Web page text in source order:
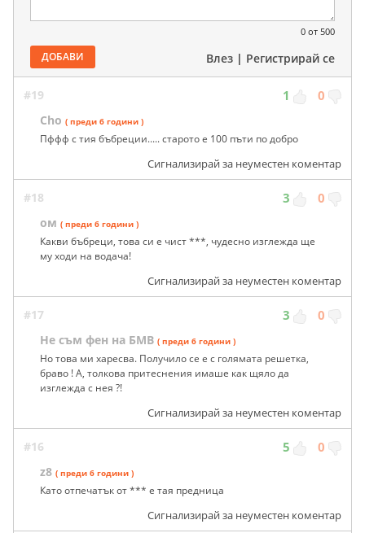
0 от 500
ДОБАВИ Влез | Регистрирай се
#19 1 0
Cho ( преди 6 години )
Пффф с тия бъбреции..... старото е 100 пъти по добро
Сигнализирай за неуместен коментар
#18 3 0
ом ( преди 6 години )
Какви бъбреци, това си е чист ***, чудесно изглежда ще
му ходи на водача!
Сигнализирай за неуместен коментар
#17 3 0
Не съм фен на БМВ ( преди 6 години )
Но това ми харесва. Получило се е с голямата решетка,
браво ! А, толкова притеснения имаше как щяло да
изглежда с нея ?!
Сигнализирай за неуместен коментар
#16 5 0
z8 ( преди 6 години )
Като отпечатък от *** е тая предница
Сигнализирай за неуместен коментар